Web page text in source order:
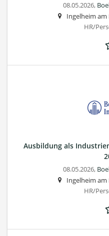
08.05.2026,
Ingelheim am
HR/
Ausbildung als
08.05.2026,
Ingelheim am
HR/